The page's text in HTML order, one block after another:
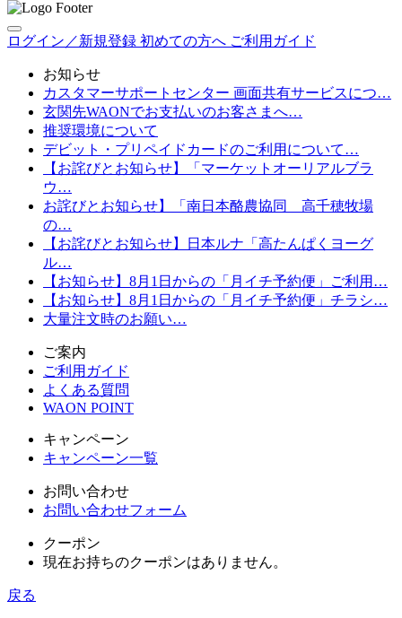
ログイン／新規登録 初めての方へ ご利用ガイド
お知らせ
カスタマーサポートセンター 画面共有サービスにつ…
玄関先WAONでお支払いのお客さまへ…
推奨環境について
デビット・プリペイドカードのご利用について…
【お詫びとお知らせ】「マーケットオーリアルブラ
ウ…
お詫びとお知らせ】「南日本酪農協同 高千穂牧場
の…
【お詫びとお知らせ】日本ルナ「高たんぱくヨーグ
ル…
【お知らせ】8月1日からの「月イチ予約便」ご利用…
【お知らせ】8月1日からの「月イチ予約便」チラシ…
大量注文時のお願い…
ご案内
ご利用ガイド
よくある質問
WAON POINT
キャンペーン
キャンペーン一覧
お問い合わせ
お問い合わせフォーム
クーポン
現在お持ちのクーポンはありません。
戻る